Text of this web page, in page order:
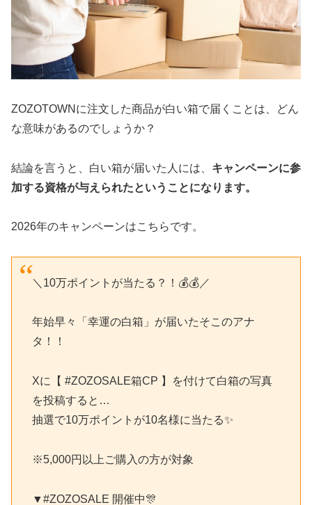
ZOZOTOWNに注文した商品が白い箱で届くことは、どん
な意味があるのでしょうか？
結論を言うと、白い箱が届いた人には、 キャンペーンに参
加する資格が与えられたということになります。
2026年のキャンペーンはこちらです。
＼10万ポイントが当たる？！💰💰／
年始早々「幸運の白箱」が届いたそこのアナ
タ！！
Xに【 #ZOZOSALE箱CP 】を付けて白箱の写真
を投稿すると…
抽選で10万ポイントが10名様に当たる✨
※5,000円以上ご購入の方が対象
▼#ZOZOSALE 開催中🎊